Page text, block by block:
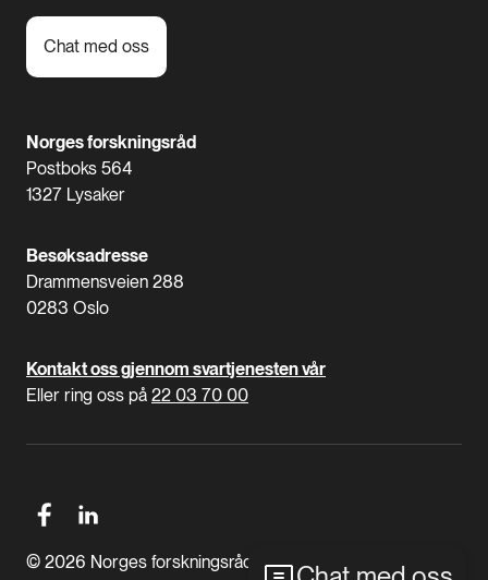
Chat med oss
Norges forskningsråd
Postboks 564
1327 Lysaker
Besøksadresse
Drammensveien 288
0283 Oslo
Kontakt oss gjennom svartjenesten vår
Eller ring oss på 22 03 70 00
© 2026 Norges forskningsråd